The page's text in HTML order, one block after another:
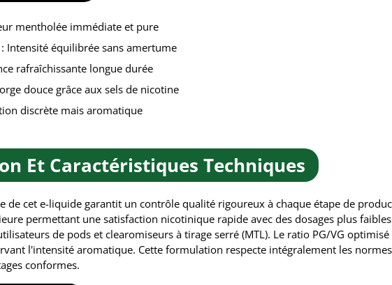
mentholée immédiate et pure
Intensité équilibrée sans amertume
rafraîchissante longue durée
douce grâce aux sels de nicotine
discrète mais aromatique
Et Caractéristiques Techniques
de cet e-liquide garantit un contrôle qualité rigoureux à chaque étape de
permettant une satisfaction nicotinique rapide avec des dosages plus
de pods et clearomiseurs à tirage serré (MTL). Le ratio PG/VG
l'intensité aromatique. Cette formulation respecte intégralement les
conformes.